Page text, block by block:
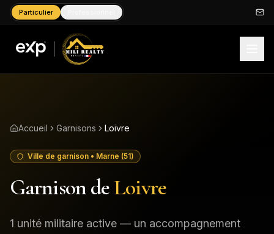
Particulier
Accueil Garnisons Loivre
Ville de garnison • Marne (51)
Garnison deLoivre
1 unité militaire active — un accompagnement